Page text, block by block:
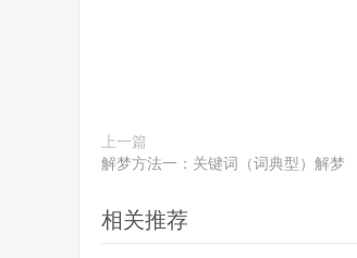
上一篇
解梦方法一：关键词（词典型）解梦
相关推荐